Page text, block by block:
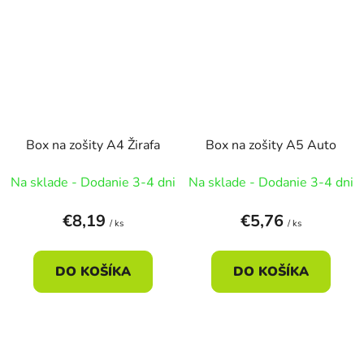
Box na zošity A4 Žirafa
Na sklade - Dodanie 3-4 dni
€8,19 / ks
DO KOŠÍKA
Box na zošity A5 Auto
Na sklade - Dodanie 3-4 dni
€5,76 / ks
DO KOŠÍKA